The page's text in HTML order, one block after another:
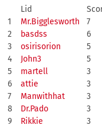
Lid
1
Mr.Bigglesworth 7
2
basdss 6
3
osirisorion 5
4
John3 5
5
martell 3
6
attie 3
7
Manwithhat 3
8
Dr.Pado 3
9
Rikkie 3